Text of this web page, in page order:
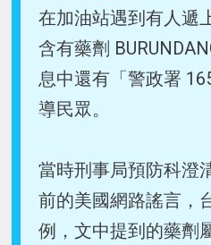
在加油站遇到有人遞
含有藥劑
息中還有「警政署
導民眾。
當時刑事局預防科澄
前的美國網路謠言，
例，文中提到的藥劑